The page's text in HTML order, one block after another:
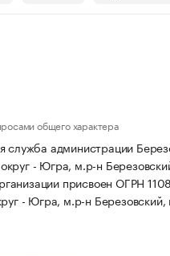
общего характера
служба администрации
- Югра, м.р-н
присвоен ОГРН
- Югра, м.р-н Березовский,